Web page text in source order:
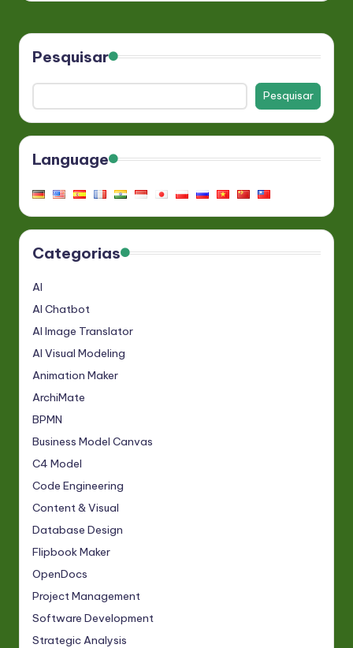
Pesquisar
Pesquisar
Language
Categorias
AI
AI Chatbot
AI Image Translator
AI Visual Modeling
Animation Maker
ArchiMate
BPMN
Business Model Canvas
C4 Model
Code Engineering
Content & Visual
Database Design
Flipbook Maker
OpenDocs
Project Management
Software Development
Strategic Analysis